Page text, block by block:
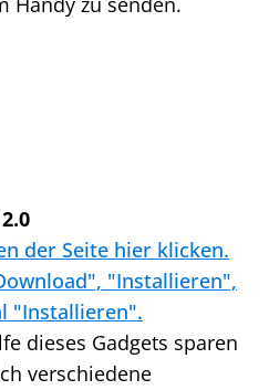
der Seite hier klicken.
"Installieren",
"Installieren".
dieses Gadgets sparen
verschiedene